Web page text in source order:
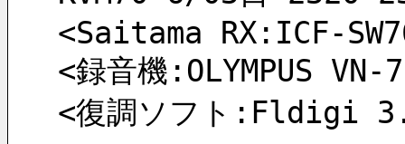
<Saitama RX:ICF-
<録音機:OLYMPUS VN-
<復調ソフト:Fldigi